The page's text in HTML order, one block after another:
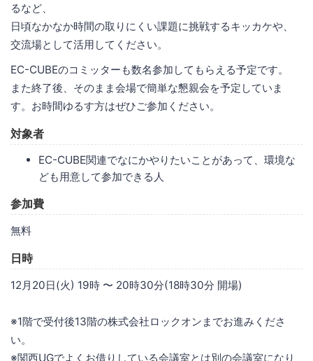
るなど、
日頃なかなか時間の取りにくい課題に挑戦するキッカケや、
交流場として活用してください。
EC-CUBEのコミッターも数名参加してもらえる予定です。
また終了後、そのまま会場で簡単な懇親会を予定していま
す。お時間ゆるす方はぜひご参加ください。
対象者
EC-CUBE関連でなにかやりたいことがあって、環境な
ども用意して参加できる人
参加費
無料
日時
12月20日(火) 19時 〜 20時30分(18時30分 開場)
※1階で受付後13階の株式会社ロックオンまでお進みくださ
い。
※関西UGでよくお借りしている会議室とは別の会議室になり